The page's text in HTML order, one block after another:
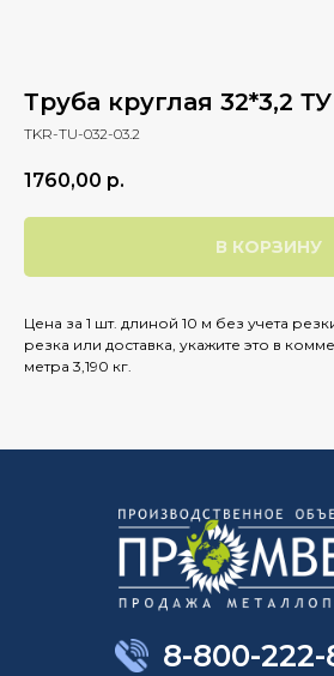
Труба круглая 32*3,2 ТУ
TKR-TU-032-03.2
1760,00 р.
В КОРЗИНУ
Цена за 1 шт. длиной 10 м без учета
резка или доставка, укажите это в
метра 3,190 кг.
8-800-222-